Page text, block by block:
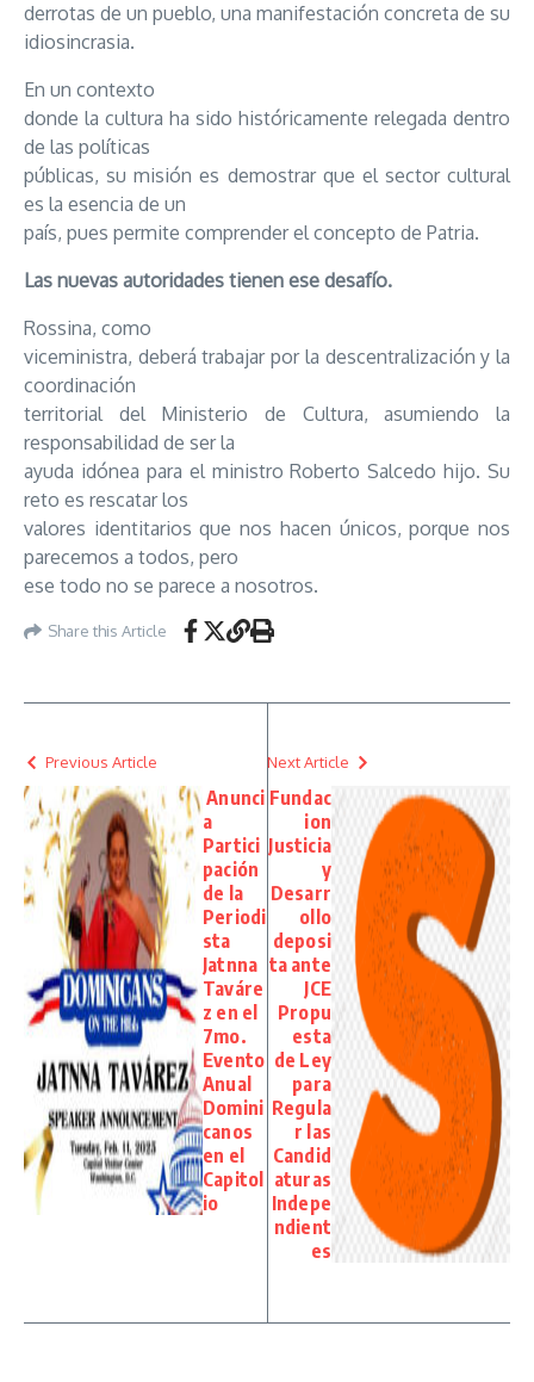
derrotas de un pueblo, una manifestación concreta de su
idiosincrasia.
En un contexto
donde la cultura ha sido históricamente relegada dentro
de las políticas
públicas, su misión es demostrar que el sector cultural
es la esencia de un
país, pues permite comprender el concepto de Patria.
Las nuevas autoridades tienen ese desafío.
Rossina, como
viceministra, deberá trabajar por la descentralización y la
coordinación
territorial del Ministerio de Cultura, asumiendo la
responsabilidad de ser la
ayuda idónea para el ministro Roberto Salcedo hijo. Su
reto es rescatar los
valores identitarios que nos hacen únicos, porque nos
parecemos a todos, pero
ese todo no se parece a nosotros.
Share this Article
Previous Article
Anunci
a
Partici
pación
de la
Periodi
sta
Jatnna
Taváre
z en el
7mo.
Evento
Anual
Domini
canos
en el
Capitol
io
Next Article
Fundac
ion
Justicia
y
Desarr
ollo
deposi
ta ante
JCE
Propu
esta
de Ley
para
Regula
r las
Candid
aturas
Indepe
ndient
es